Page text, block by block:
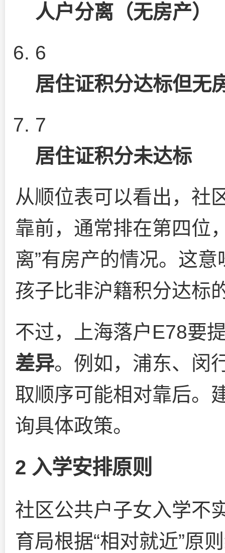
人户分离（无房产）
6
居住证积分达标但无
7
居住证积分未达标
从顺位表可以看出，社
靠前，通常排在第四位
离”有房产的情况。这
孩子比非沪籍积分达标
不过，上海落户E78要
差异。例如，浦东、闵
取顺序可能相对靠后。
询具体政策。
2 入学安排原则
社区公共户子女入学不
育局根据“相对就近”原